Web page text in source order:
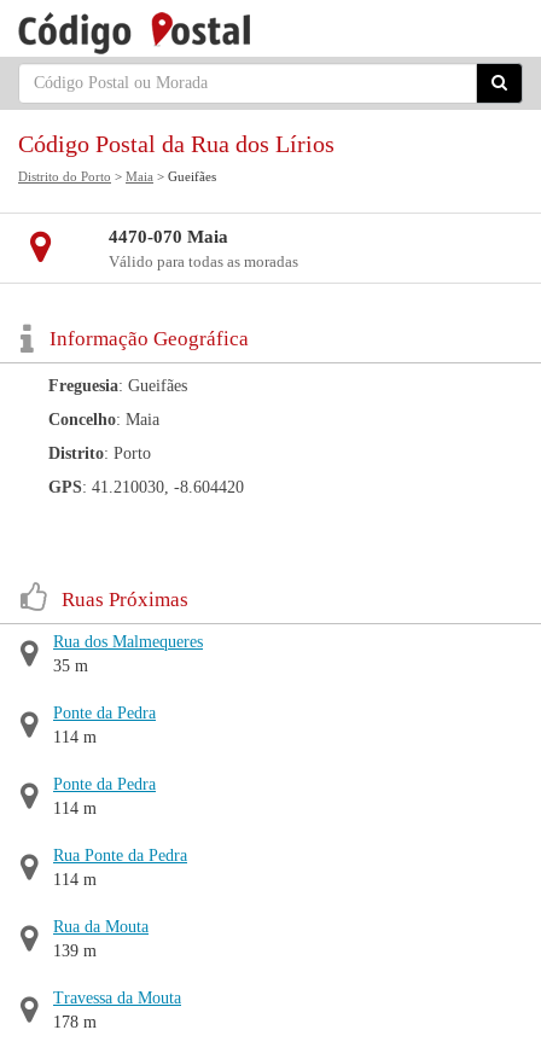
Código Postal da Rua dos Lírios
Distrito do Porto > Maia > Gueifães
4470-070 Maia
Válido para todas as moradas
Informação Geográfica
Freguesia: Gueifães
Concelho: Maia
Distrito: Porto
GPS: 41.210030, -8.604420
Ruas Próximas
Rua dos Malmequeres
35 m
Ponte da Pedra
114 m
Ponte da Pedra
114 m
Rua Ponte da Pedra
114 m
Rua da Mouta
139 m
Travessa da Mouta
178 m